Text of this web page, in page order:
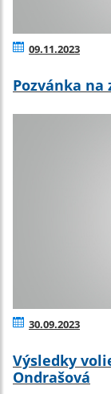
09.11.2023
Pozvánka na
30.09.2023
Výsledky
Ondrašová